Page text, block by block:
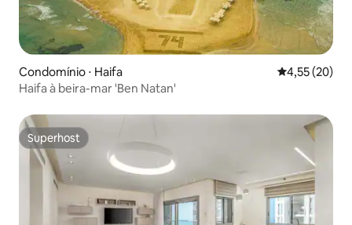
Condomínio ⋅ Haifa 4,55 de uma
4,55 (20)
Haifa à beira-mar 'Ben Natan'
Superhost
Superhost